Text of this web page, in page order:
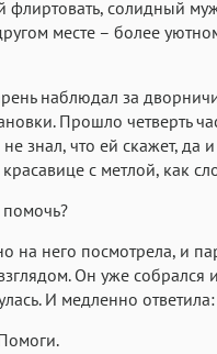
Аа
флиртовать, солидный
месте – более
наблюдал за
Прошло четверть
знал, что ей скажет, да
с метлой, как
на него посмотрела, и
Он уже собрался
И медленно ответила: